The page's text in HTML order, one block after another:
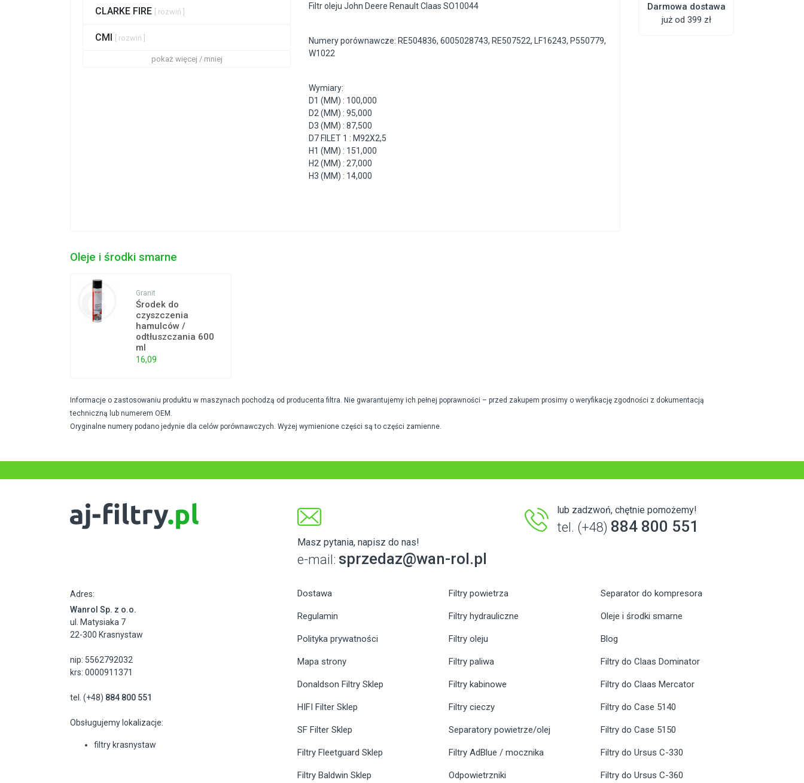
CLARKE FIRE [ rozwiń ]
CMI [ rozwiń ]
pokaż więcej / mniej
Filtr oleju John Deere Renault Claas SO10044
Numery porównawcze: RE504836, 6005028743, RE507522, LF16243, P550779,
W1022
Wymiary:
D1 (MM) : 100,000
D2 (MM) : 95,000
D3 (MM) : 87,500
D7 FILET 1 : M92X2,5
H1 (MM) : 151,000
H2 (MM) : 27,000
H3 (MM) : 14,000
Darmowa dostawa
już od 399 zł
Oleje i środki smarne
Granit
Środek do
czyszczenia
hamulców /
odtłuszczania 600
ml
16,09
Informacje o zastosowaniu produktu w maszynach pochodzą od producenta filtra. Nie gwarantujemy ich pełnej poprawności – przed zakupem prosimy o weryfikację zgodności z dokumentacją
techniczną lub numerem OEM.
Oryginalne numery podano jedynie dla celów porównawczych. Wyżej wymienione części są to części zamienne.
Masz pytania, napisz do nas!
e-mail: sprzedaz@wan-rol.pl
lub zadzwoń, chętnie pomożemy!
tel. (+48) 884 800 551
Adres:
Wanrol Sp. z o.o.
ul. Matysiaka 7
22-300 Krasnystaw
nip: 5562792032
krs: 0000911371
tel. (+48) 884 800 551
Obsługujemy lokalizacje:
filtry krasnystaw
Dostawa
Regulamin
Polityka prywatności
Mapa strony
Donaldson Filtry Sklep
HIFI Filter Sklep
SF Filter Sklep
Filtry Fleetguard Sklep
Filtry Baldwin Sklep
Filtry powietrza
Filtry hydrauliczne
Filtry oleju
Filtry paliwa
Filtry kabinowe
Filtry cieczy
Separatory powietrze/olej
Filtry AdBlue / mocznika
Odpowietrzniki
Separator do kompresora
Oleje i środki smarne
Blog
Filtry do Claas Dominator
Filtry do Claas Mercator
Filtry do Case 5140
Filtry do Case 5150
Filtry do Ursus C-330
Filtry do Ursus C-360